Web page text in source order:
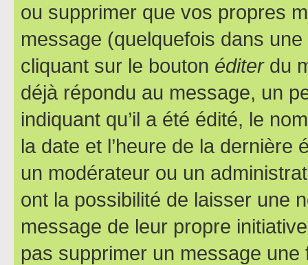
ou supprimer que vos propres
message (quelquefois dans
cliquant sur le bouton éditerdu
déjà répondu au message, un
indiquant qu’il a été édité, le
la date et l’heure de la dernière
un modérateur ou un
ont la possibilité de laisser une
message de leur propre
pas supprimer un message une